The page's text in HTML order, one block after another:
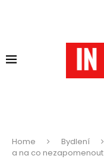
Home Bydlení
a na co nezapomenout